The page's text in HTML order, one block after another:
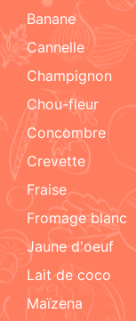
Banane
cannelle
champignon
chou-fleur
concombre
crevette
fraise
fromage blanc
jaune d'oeuf
lait de coco
maïzena